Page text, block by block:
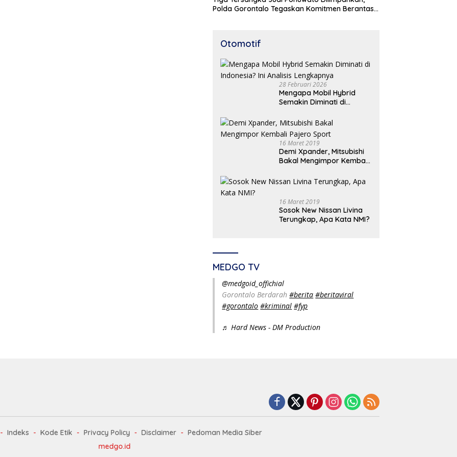
Polda Gorontalo Tegaskan Komitmen Berantas
Otomotif
28 Februari 2026
Mengapa Mobil Hybrid
Semakin Diminati di
Lengkapnya
16 Maret 2019
Demi Xpander, Mitsubishi
Bakal Mengimpor Kembali
16 Maret 2019
Sosok New Nissan Livina
Terungkap, Apa Kata NMI?
MEDGO TV
@medgoid_offichial
Gorontalo Berdarah#berita #beritaviral
#gorontalo #kriminal #fyp
♬ Hard News - DM Production
Indeks Kode Etik Privacy Policy Disclaimer
Pedoman Media Siber
medgo.id